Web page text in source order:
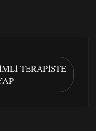
TERAPISTE